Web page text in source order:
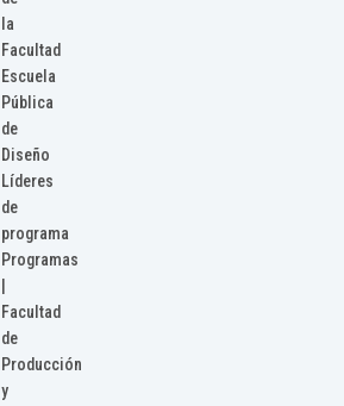
la
Facultad
Escuela
Pública
de
Diseño
Líderes
de
programa
Programas
Facultad
de
Producción
y